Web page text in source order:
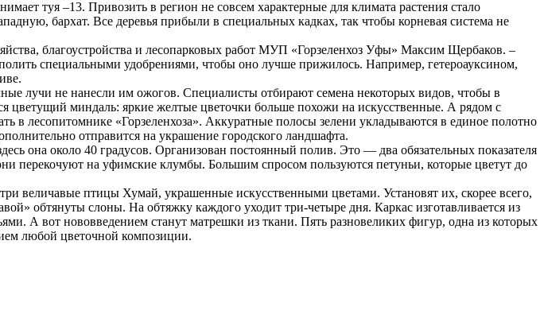
туя –13. Привозить в регион не совсем характерные для климата растения стало
бархат. Все деревья прибыли в специальных кадках, так чтобы корневая система не
благоустройства и лесопарковых работ МУП «Горзеленхоз Уфы» Максим Щербаков. –
специальными удобрениями, чтобы оно лучше прижилось. Например, гетероауксином,
лучи не нанесли им ожогов. Специалисты отбирают семена некоторых видов, чтобы в
цветущий миндаль: яркие желтые цветочки больше похожи на искусственные. А рядом с
в лесопитомнике «Горзеленхоза». Аккуратные полосы зелени укладываются в единое полотно
отправится на украшение городского ландшафта.
она около 40 градусов. Организован постоянный полив. Это — два обязательных показателя
перекочуют на уфимские клумбы. Большим спросом пользуются петуньи, которые цветут до
птицы Хумай, украшенные искусственными цветами. Установят их, скорее всего,
обтянуты слоны. На обтяжку каждого уходит три-четыре дня. Каркас изготавливается из
А вот нововведением станут матрешки из ткани. Пять разновеликих фигур, одна из которых
любой цветочной композиции.